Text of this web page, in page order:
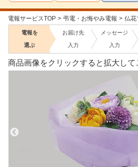
電報サービスTOP > 弔電・お悔やみ電報 > 仏
電報を
選ぶ
お届け先
入力
メッセージ
入力
商品画像をクリックすると拡大して